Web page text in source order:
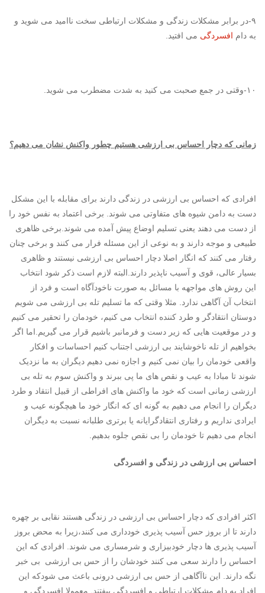
۹-در برابر مشکلات زندگی و مشکلات ارتباطی سخت ناامید می شوید و
به دام افسردگی می افتید.
۱۰-وقتی در جمع صحبت می کنید به شدت مضطرب می شوید.
زمانی که دچار احساس بی ارزشی هستیم چطور واکنش نشان می دهیم؟
افرادی که احساس بی ارزشی در زندگی دارند برای مقابله با این مشکل
دست به دامن شیوه های متفاوتی می شوند. برخی اعتماد به نفس خود را
از دست می دهند یعنی تسلیم اوضاع پیش آمده می شوند.برخی ظاهری
طبیعی و موجه دارند و به نوعی از این مسئله فرار می کنند و برخی چنان
رفتار می کنند که انگار اصلا دچار احساس بی ارزشی نیستند و ظاهری
بسیار عالی، قوی و آسیب ناپذیر دارند.البته لازم است ذکر شود انتخاب
این روش های مواجهه با مسائل به صورت ناخودآگاه است و فرد از
انتخاب آن آگاهی ندارد. مثلا وقتی که ما تسلیم تله بی ارزشی می شویم
دوستان انتقادگر و طرد کننده انتخاب می کنیم، خودمان را تحقیر می کنیم
و در موقعیت هایی که زیر دست و فرمانبر باشیم قرار می گیریم.اما اگر
بخواهیم از تله ناخوشایند بی ارزشی اجتناب کنیم احساسات و افکار
واقعی خودمان را بیان نمی کنیم و اجازه نمی دهیم دیگران به ما نزدیک
شوند تا مبادا به عیب و نقص های ما پی ببرند و واکنش سوم به تله بی
ارزشی زمانی است که خود ما واکنش های افراطی از قبیل انتقاد و طرد
دیگران را انجام می دهیم به گونه ای که انگار خود ما هیچگونه عیب و
ایرادی نداریم و رفتاری انتقادگرایانه یا برتری طلبانه نسبت به دیگران
انجام می دهیم تا خودمان را بی نقص جلوه بدهیم.
احساس بی ارزشی در زندگی و افسردگی
اکثر افرادی که دچار احساس بی ارزشی در زندگی هستند نقابی بر چهره
دارند تا از بروز حس آسیب پذیری خودداری می کنند،زیرا به محض بروز
آسیب پذیری ها دچار خودبیزاری و شرمساری می شوند. افرادی که این
احساس را دارند سعی می کنند خودشان را از حس بی ارزشی بی خبر
نگه دارند. این ناآگاهی از حس بی ارزشی درونی باعث می شودکه این
افراد به دام مشکلات ارتباطی و افسردگی بیفتند. معمولا افسردگی و